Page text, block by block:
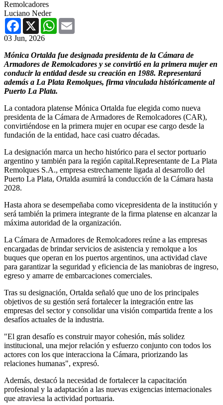
Luciano Neder
Facebook
X WhatsApp
03 Jun, 2026
Mónica Ortalda fue designada presidenta de la Cámara de
Armadores de Remolcadores y se convirtió en la primera mujer en
conducir la entidad desde su creación en 1988. Representará
además a La Plata Remolques, firma vinculada históricamente al
Puerto La Plata.
La contadora platense Mónica Ortalda fue elegida como nueva
presidenta de la Cámara de Armadores de Remolcadores (CAR),
convirtiéndose en la primera mujer en ocupar ese cargo desde la
fundación de la entidad, hace casi cuatro décadas.
La designación marca un hecho histórico para el sector portuario
argentino y también para la región capital.Representante de La Plata
Remolques S.A., empresa estrechamente ligada al desarrollo del
Puerto La Plata, Ortalda asumirá la conducción de la Cámara hasta
2028.
Hasta ahora se desempeñaba como vicepresidenta de la institución y
será también la primera integrante de la firma platense en alcanzar la
máxima autoridad de la organización.
La Cámara de Armadores de Remolcadores reúne a las empresas
encargadas de brindar servicios de asistencia y remolque a los
buques que operan en los puertos argentinos, una actividad clave
para garantizar la seguridad y eficiencia de las maniobras de ingreso,
egreso y amarre de embarcaciones comerciales.
Tras su designación, Ortalda señaló que uno de los principales
objetivos de su gestión será fortalecer la integración entre las
empresas del sector y consolidar una visión compartida frente a los
desafíos actuales de la industria.
"El gran desafío es construir mayor cohesión, más solidez
institucional, una mejor relación y esfuerzo conjunto con todos los
actores con los que interacciona la Cámara, priorizando las
relaciones humanas", expresó.
Además, destacó la necesidad de fortalecer la capacitación
profesional y la adaptación a las nuevas exigencias internacionales
que atraviesa la actividad portuaria.